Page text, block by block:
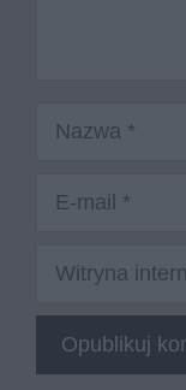
Nazwa
Witryna